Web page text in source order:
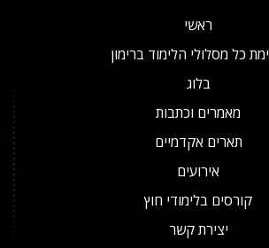
ראשי
כל מסלולי הלימוד ברימון
בלוג
מאמרים וכתבות
תארים אקדמיים
אירועים
קורסים בלימודי חוץ
יצירת קשר